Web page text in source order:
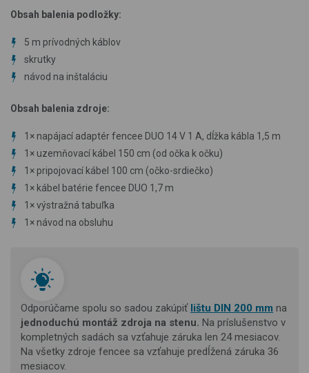
Obsah balenia podložky:
5 m prívodných káblov
skrutky
návod na inštaláciu
Obsah balenia zdroje:
1× napájací adaptér fencee DUO 14 V 1 A, dĺžka kábla 1,5 m
1× uzemňovací kábel 150 cm (od očka k očku)
1× pripojovací kábel 100 cm (očko-srdiečko)
1× kábel batérie fencee DUO 1,7 m
1×výstražná tabuľka
1× návod na obsluhu
Odporúčame spolu so sadou zakúpiť lištu DIN 200 mm na
jednoduchú montáž zdroja na stenu. Na príslušenstvo v
kompletných sadách sa vzťahuje záruka len 24 mesiacov.
Na všetky zdroje fencee sa vzťahuje predĺžená záruka 36
mesiacov.